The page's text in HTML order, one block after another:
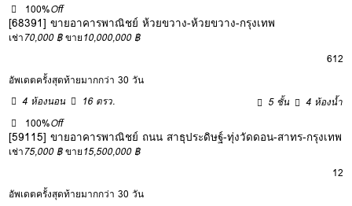
100%Off
[68391] ขายอาคารพาณิชย์ ห้วยขวาง-ห้วยขวาง-กรุงเทพ
เช่า70,000 ฿ ขาย10,000,000 ฿
612
อัพเดตครั้งสุดท้ายมากกว่า 30 วัน
4 ห้องนอน
16 ตรว. 5 ชั้น
4 ห้องน้ำ
100%Off
[59115] ขายอาคารพาณิชย์ ถนน สาธุประดิษฐ์-ทุ่งวัดดอน-สาทร-กรุงเทพ
เช่า75,000 ฿ ขาย15,500,000 ฿
12
อัพเดตครั้งสุดท้ายมากกว่า 30 วัน